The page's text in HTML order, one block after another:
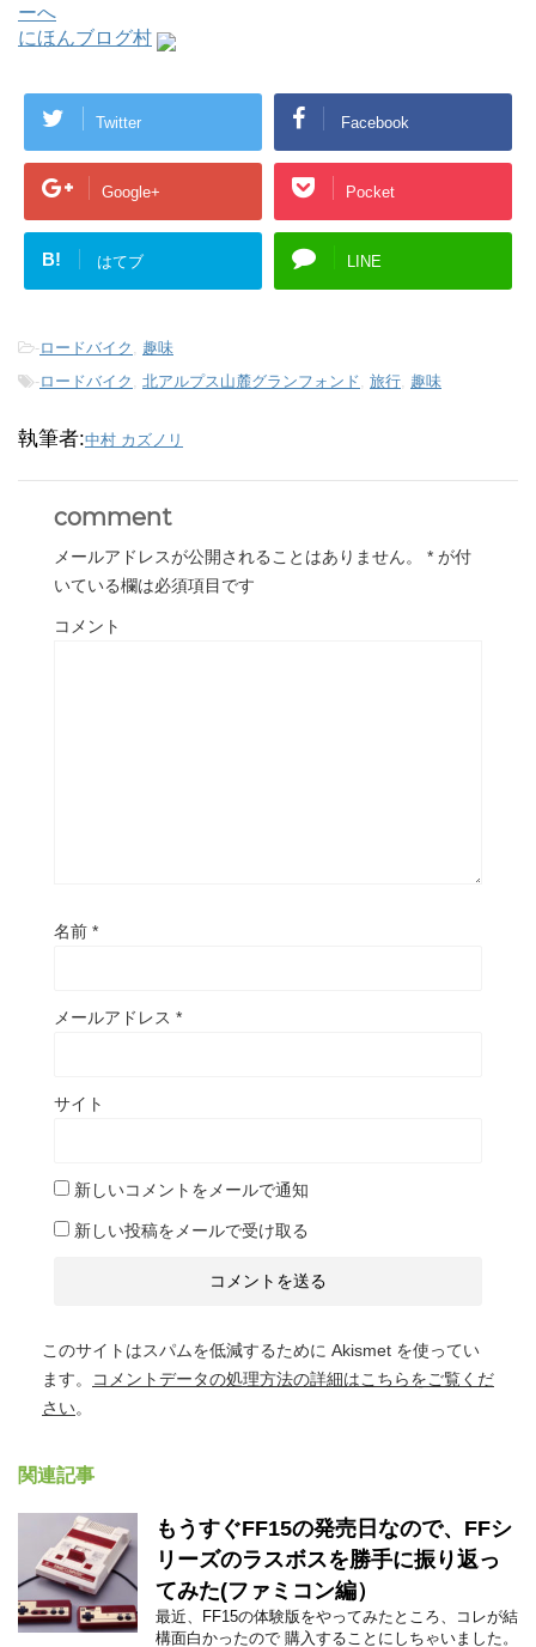
にほんブログ村
Twitter Facebook
Google+ Pocket
B! はてブ LINE
-ロードバイク , 趣味
-ロードバイク , 北アルプス山麓グランフォンド, 旅行, 趣味
執筆者:中村 カズノリ
comment
メールアドレスが公開されることはありません。 * が付
いている欄は必須項目です
コメント
名前 *
メールアドレス *
サイト
新しいコメントをメールで通知
新しい投稿をメールで受け取る
このサイトはスパムを低減するために Akismet を使ってい
ます。
コメントデータの処理方法の詳細はこちらをご覧くだ
さい。
関連記事
もうすぐFF15の発売日なので、FFシ
リーズのラスボスを勝手に振り返っ
てみた(ファミコン編）
最近、FF15の体験版をやってみたところ、コレが結
構面白かったので 購入することにしちゃいました。